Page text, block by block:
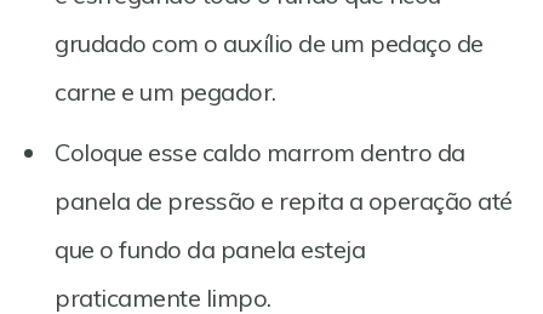
grudado com o auxílio de um pedaço de
carne e um pegador.
Coloque esse caldo marrom dentro da
panela de pressão e repita a operação até
que o fundo da panela esteja
praticamente limpo.